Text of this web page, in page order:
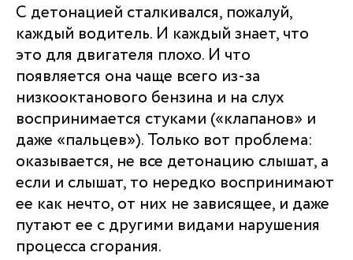
С детонацией сталкивался, пожалуй,
каждый водитель. И каждый знает, что
это для двигателя плохо. И что
появляется она чаще всего из-за
низкооктанового бензина и на слух
воспринимается стуками («клапанов» и
даже «пальцев»). Только вот проблема:
оказывается, не все детонацию слышат, а
если и слышат, то нередко воспринимают
ее как нечто, от них не зависящее, и даже
путают ее с другими видами нарушения
процесса сгорания.